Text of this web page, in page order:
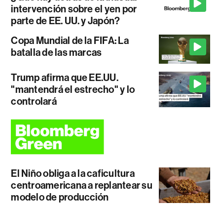
intervención sobre el yen por
parte de EE. UU. y Japón?
Copa Mundial de la FIFA: La
batalla de las marcas
Trump afirma que EE.UU.
"mantendrá el estrecho" y lo
controlará
El Niño obliga a la caficultura
centroamericana a replantear su
modelo de producción